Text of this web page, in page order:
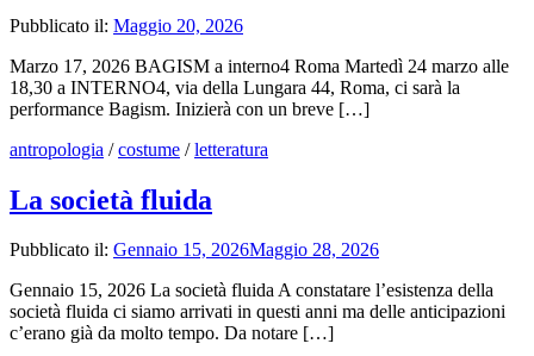
Pubblicato il: Maggio 20, 2026
Marzo 17, 2026 BAGISM a interno4 Roma Martedì 24 marzo alle
18,30 a INTERNO4, via della Lungara 44, Roma, ci sarà la
performance Bagism. Inizierà con un breve […]
antropologia /costume /letteratura
La società fluida
Pubblicato il: Gennaio 15, 2026Maggio 28, 2026
Gennaio 15, 2026 La società fluida A constatare l’esistenza della
società fluida ci siamo arrivati in questi anni ma delle anticipazioni
c’erano già da molto tempo. Da notare […]